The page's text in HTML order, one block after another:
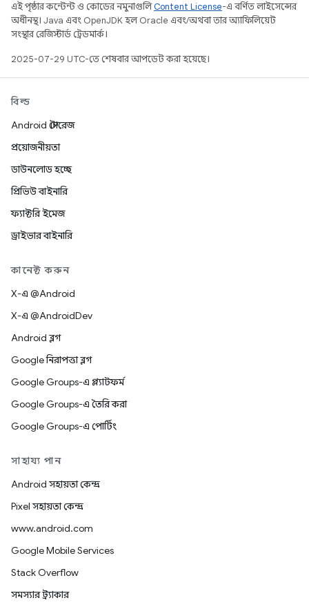
এই পৃষ্ঠার কন্টেন্ট ও কোডের নমুনাগুলিContent License-এ বর্ণিত লাইসেন্সের
অধীনস্থ। Java এবং OpenJDK হল Oracle এবং/অথবা তার অ্যাফিলিয়েট
সংস্থার রেজিস্টার্ড ট্রেডমার্ক।
2025-07-29 UTC-তে শেষবার আপডেট করা হয়েছে।
বিল্ড
Android স্টোরেজ
প্রয়োজনীয়তা
ডাউনলোড হচ্ছে
প্রিভিউ বাইনারি
ফ্যাক্টরি ইমেজ
ড্রাইভার বাইনারি
কানেক্ট করুন
X-এ @Android
X-এ @AndroidDev
Android ব্লগ
Google নিরাপত্তা ব্লগ
Google Groups-এ প্ল্যাটফর্ম
Google Groups-এ তৈরি করা
Google Groups-এ পোর্টিং
সাহায্য পান
Android সহায়তা কেন্দ্র
Pixel সহায়তা কেন্দ্র
www.android.com
Google Mobile Services
Stack Overflow
সমস্যার ট্র্যাকার